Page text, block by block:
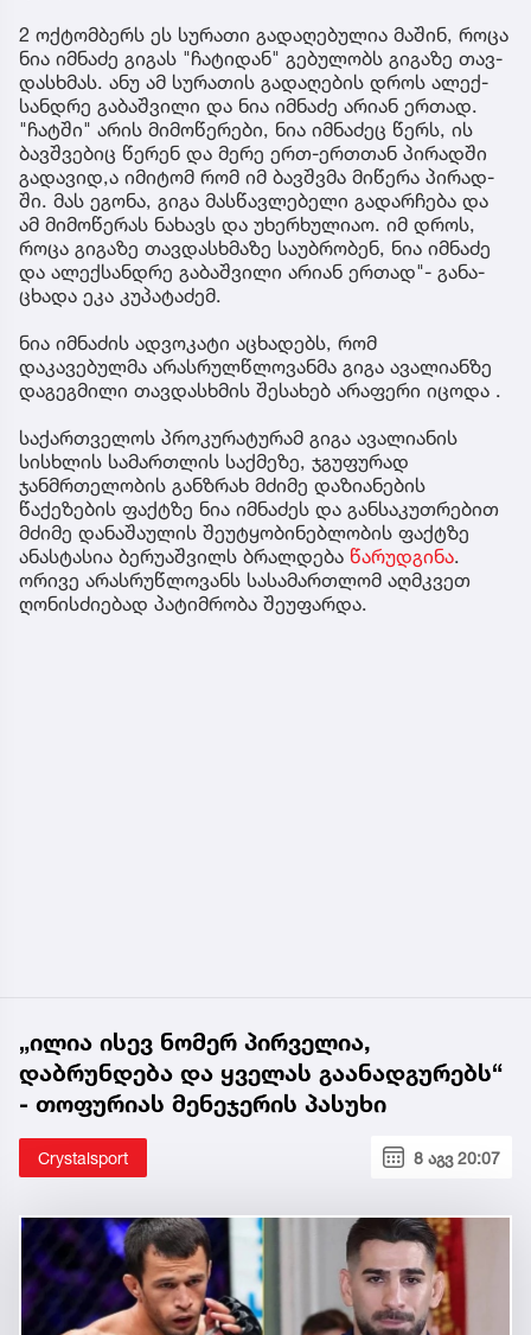
2 ოქ­ტომ­ბერს ეს სუ­რა­თი გა­და­ღე­ბუ­ლია მა­შინ, როცა
ნია იმ­ნა­ძე გი­გას "ჩა­ტი­დან" გე­ბუ­ლობს გი­გა­ზე თავ­
დას­ხმას. ანუ ამ სუ­რა­თის გა­და­ღე­ბის დროს ალექ­
სან­დრე გა­ბაშ­ვი­ლი და ნია იმ­ნა­ძე არი­ან ერ­თად.
"ჩატ­ში" არის მი­მო­წე­რე­ბი, ნია იმ­ნა­ძეც წერს, ის
ბავ­შვე­ბიც წე­რენ და მერე ერთ-ერ­თთან პი­რად­ში
გა­და­ვი­დ,ა იმი­ტომ რომ იმ ბავ­შვმა მი­წე­რა პი­რად­
ში. მას ეგო­ნა, გიგა მას­წავ­ლე­ბე­ლი გა­დარ­ჩე­ბა და
ამ მი­მო­წე­რას ნა­ხავს და უხერ­ხუ­ლი­აო. იმ დროს,
როცა გი­გა­ზე თავ­დას­ხმა­ზე სა­უბ­რო­ბენ, ნია იმ­ნა­ძე
და ალექ­სან­დრე გა­ბაშ­ვი­ლი არი­ან ერ­თად"- გა­ნა­
ცხა­და ეკა კუ­პა­ტა­ძემ.
ნია იმნაძის ადვოკატი აცხადებს, რომ
დაკავებულმა არასრულწლოვანმა გიგა ავალიანზე
დაგეგმილი თავდასხმის შესახებ არაფერი იცოდა .
საქართველოს პროკურატურამ გიგა ავალიანის
სისხლის სამართლის საქმეზე, ჯგუფურად
ჯანმრთელობის განზრახ მძიმე დაზიანების
წაქეზების ფაქტზე ნია იმნაძეს და განსაკუთრებით
მძიმე დანაშაულის შეუტყობინებლობის ფაქტზე
ანასტასია ბერუაშვილს ბრალდება წარუდგინა.
ორივე არასრუწლოვანს სასამართლომ აღმკვეთ
ღონისძიებად პატიმრობა შეუფარდა.
„ილია ისევ ნომერ პირველია,
დაბრუნდება და ყველას გაანადგურებს“
- თოფურიას მენეჯერის პასუხი
Crystalsport 8 აგვ 20:07